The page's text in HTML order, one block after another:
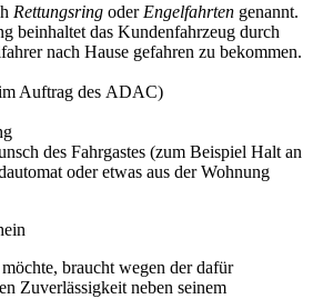
Rettungsring oder Engelfahrten genannt.
beinhaltet das Kundenfahrzeug durch
nach Hause gefahren zu bekommen.
Auftrag des ADAC)
des Fahrgastes (zum Beispiel Halt an
oder etwas aus der Wohnung
braucht wegen der dafür
Zuverlässigkeit neben seinem